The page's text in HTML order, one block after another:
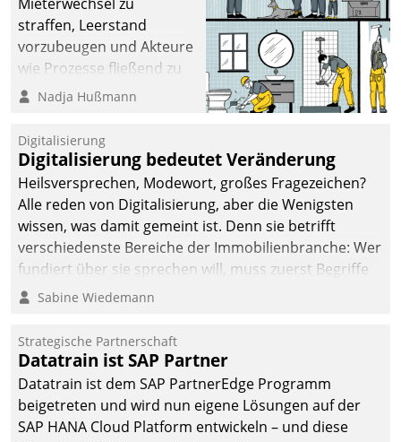
straffen, Leerstand
vorzubeugen und Akteure
wie Prozesse fließend zu
vernetzen, nutzt die
Jahresbeginn eine
Überblick, Einsicht und
Eingriff bietende Lösung.
Zur Entwicklung setzte
man auf
Cloudtechnologie,
bewährte und Startup-
agile Projektmethoden.
Nadja Hußmann
Digitalisierung
Digitalisierung bedeutet Veränderung
Heilsversprechen, Modewort, großes Fragezeichen?
Alle reden von Digitalisierung, aber die Wenigsten
wissen, was damit gemeint ist. Denn sie betrifft
verschiedenste Bereiche der Immobilienbranche: Wer
fundiert über sie sprechen will, muss zuerst Begriffe
klären. Ein Aspekt ist die betriebliche Optimierung:
Einsparungen durch optimierte und automatisierte
Prozesse. Doch man darf nicht zu viel erwarten: Allein
mit der Einführung einer neuen Software ist es nicht
getan. Die Digitalisierung erfordert von Unternehmen
die Bereitschaft, sich zu überprüfen, zu hinterfragen
Sabine Wiedemann
Strategische Partnerschaft
Datatrain ist SAP Partner
Datatrain ist dem SAP PartnerEdge Programm
beigetreten und wird nun eigene Lösungen auf der
SAP HANA Cloud Platform entwickeln – und diese